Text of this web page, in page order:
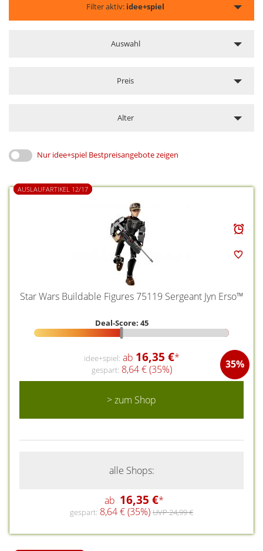
Filter aktiv: idee+spiel
Auswahl
Preis
Alter
Nur idee+spiel Bestpreisangebote zeigen
AUSLAUFARTIKEL 12/17
Star Wars Buildable Figures 75119 Sergeant Jyn Erso™
Deal-Score: 45
idee+spiel: ab 16,35 €*
35%
gespart: 8,64 € (35%)
> zum Shop
alle Shops:
ab 16,35 €*
gespart: 8,64 € (35%) UVP 24,99 €